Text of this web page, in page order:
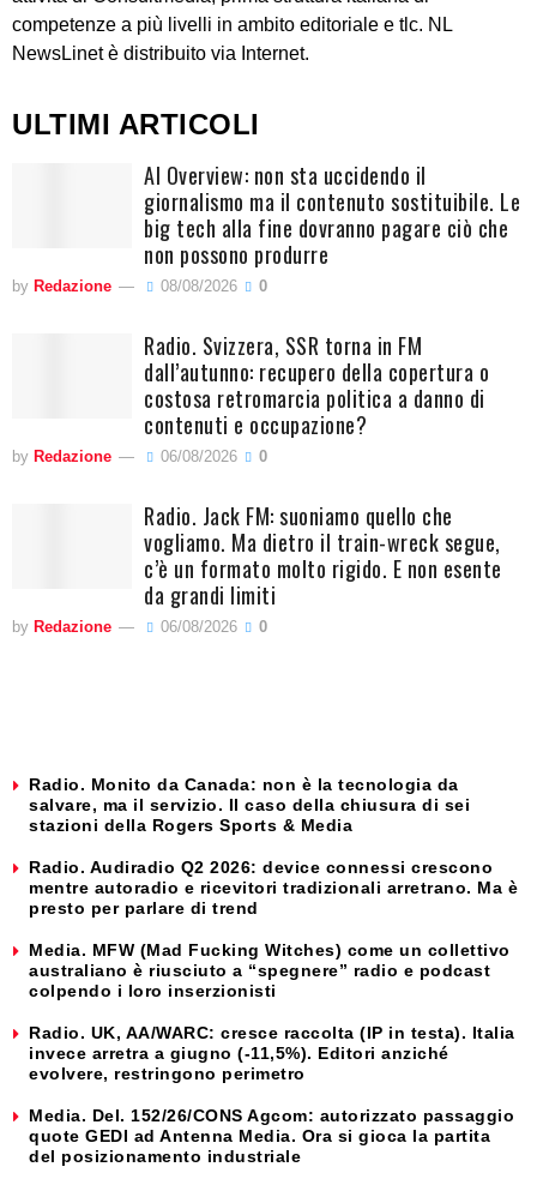
competenze a più livelli in ambito editoriale e tlc. NL
NewsLinet è distribuito via Internet.
ULTIMI ARTICOLI
AI Overview: non sta uccidendo il
giornalismo ma il contenuto sostituibile. Le
big tech alla fine dovranno pagare ciò che
non possono produrre
by Redazione 08/08/2026 0
Radio. Svizzera, SSR torna in FM
dall’autunno: recupero della copertura o
costosa retromarcia politica a danno di
contenuti e occupazione?
by Redazione 06/08/2026 0
Radio. Jack FM: suoniamo quello che
vogliamo. Ma dietro il train-wreck segue,
c’è un formato molto rigido. E non esente
da grandi limiti
by Redazione 06/08/2026 0
Radio. Monito da Canada: non è la tecnologia da
salvare, ma il servizio. Il caso della chiusura di sei
stazioni della Rogers Sports & Media
Radio. Audiradio Q2 2026: device connessi crescono
mentre autoradio e ricevitori tradizionali arretrano. Ma è
presto per parlare di trend
Media. MFW (Mad Fucking Witches) come un collettivo
australiano è riusciuto a “spegnere” radio e podcast
colpendo i loro inserzionisti
Radio. UK, AA/WARC: cresce raccolta (IP in testa). Italia
invece arretra a giugno (-11,5%). Editori anziché
evolvere, restringono perimetro
Media. Del. 152/26/CONS Agcom: autorizzato passaggio
quote GEDI ad Antenna Media. Ora si gioca la partita
del posizionamento industriale